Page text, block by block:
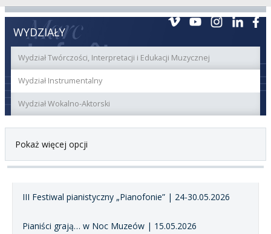
WYDZIAŁY
Wydział Twórczości, Interpretacji i Edukacji Muzycznej
Wydział Instrumentalny
Wydział Wokalno-Aktorski
Pokaż więcej opcji
III Festiwal pianistyczny „Pianofonie” | 24-30.05.2026
Pianiści grają… w Noc Muzeów | 15.05.2026